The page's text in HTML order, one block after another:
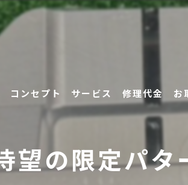
コンセプト サービス 修理代金 お
望の限定パ